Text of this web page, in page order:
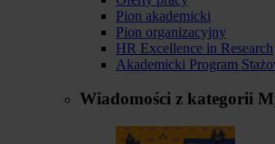
Pion akademicki
Pion organizacyjny
HR Excellence in Research
Akademicki Program
Wiadomości z kategorii